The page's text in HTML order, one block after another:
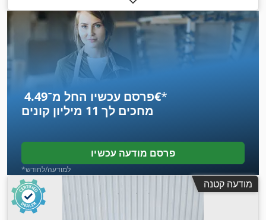
פרסם עכשיו החל מ־‏4.49 ‏€*
מחכים לך 11 מיליון קונים
פרסם מודעה עכשיו
*למודעה/לחודש
מודעה קטנה